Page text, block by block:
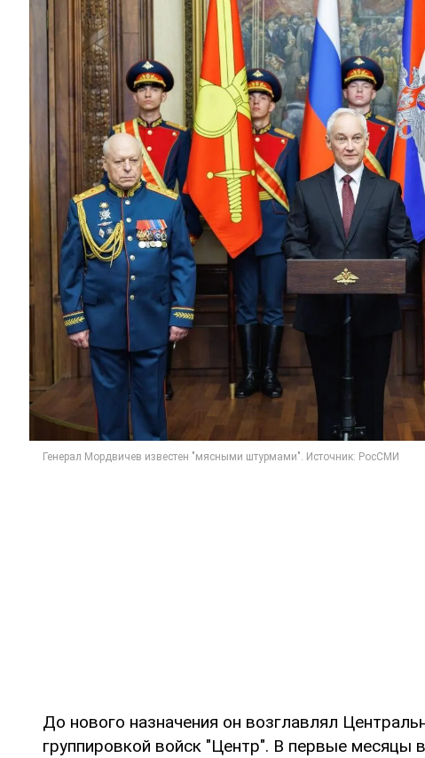
До нового назначения он возглавлял
группировкой войск "Центр". В первые месяцы